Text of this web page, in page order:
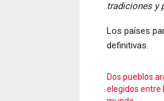
tradiciones y
Los países
definitivas.
Dos pueblos
elegidos entre